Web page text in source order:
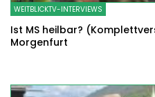
WEITBLICKTV-INTERVIEWS
Ist MS heilbar?
Morgenfurt